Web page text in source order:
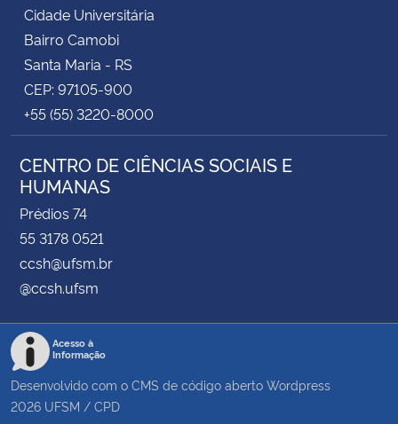
Cidade Universitária
Bairro Camobi
Santa Maria - RS
CEP: 97105-900
+55 (55) 3220-8000
CENTRO DE CIÊNCIAS SOCIAIS E
HUMANAS
Prédios 74
55 3178 0521
ccsh@ufsm.br
@ccsh.ufsm
Acesso à
Informação
Desenvolvido com o CMS de código aberto Wordpress
2026 UFSM / CPD